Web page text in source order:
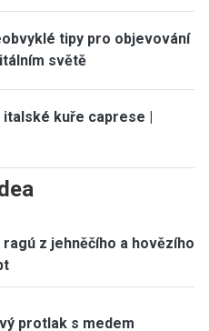
tipy pro objevování
světě
kuře caprese |
z jehněčího a hovězího
protlak s medem